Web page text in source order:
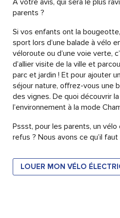
parents ?
Si vos enfants ont la
sport lors d’une balade à vélo
véloroute ou d’une voie verte,
d’allier visite de la ville et
parc et jardin ! Et pour ajouter
séjour nature, offrez-vous une
des vignes. De quoi découvrir
l’environnement à la mode
Pssst, pour les parents, un
refus ? Nous avons ce qu’il
LOUER MON VÉLO